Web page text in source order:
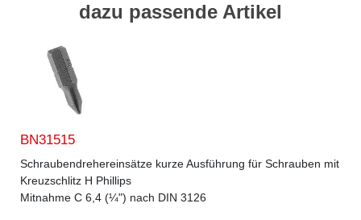
dazu passende Artikel
BN31515
Schraubendrehereinsätze kurze Ausführung für Schrauben mit
Kreuzschlitz H Phillips
Mitnahme C 6,4 (¼") nach DIN 3126